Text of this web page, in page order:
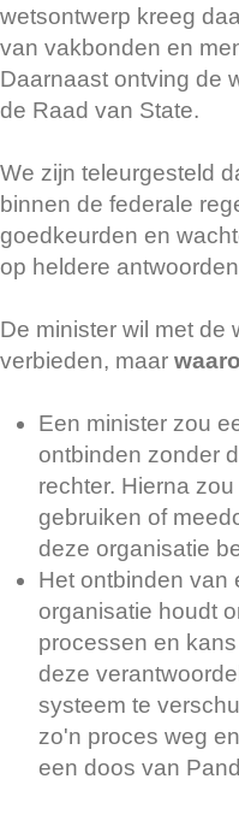
wetsontwerp kreeg
van vakbonden en
Daarnaast ontving de
de Raad van State.
We zijn teleurgesteld
binnen de federale
goedkeurden en
op heldere
De minister wil met de
verbieden, maar
Een minister zou
ontbinden zonder
rechter. Hierna
gebruiken of
deze organisatie
Het ontbinden van
organisatie houdt
processen en
deze
systeem te
zo'n proces weg
een doos van